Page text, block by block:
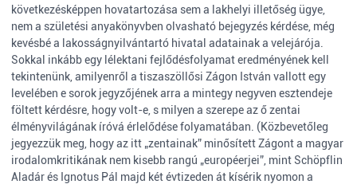
következésképpen hovatartozása sem a lakhelyi illetőség ügye,
nem a születési anyakönyvben olvasható bejegyzés kérdése, még
kevésbé a lakosságnyilvántartó hivatal adatainak a velejárója.
Sokkal inkább egy lélektani fejlődésfolyamat eredményének kell
tekintenünk, amilyenről a tiszaszöllősi Zágon István vallott egy
levelében e sorok jegyzőjének arra a mintegy negyven esztendeje
föltett kérdésre, hogy volt-e, s milyen a szerepe az ő zentai
élményvilágának íróvá érlelődése folyamatában. (Közbevetőleg
jegyezzük meg, hogy az itt „zentainak” minősített Zágont a magyar
irodalomkritikának nem kisebb rangú „européerjei”, mint Schöpflin
Aladár és Ignotus Pál majd két évtizeden át kísérik nyomon a